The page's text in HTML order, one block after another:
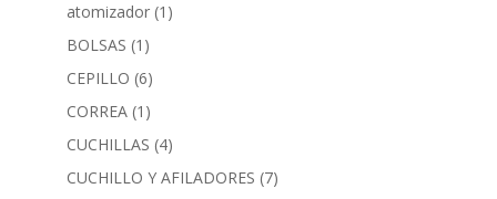
atomizador (1)
BOLSAS (1)
CEPILLO (6)
CORREA (1)
CUCHILLAS (4)
CUCHILLO Y AFILADORES (7)